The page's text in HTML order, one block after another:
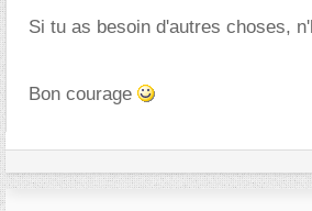
Si tu as besoin d'autres choses,
Bon courage